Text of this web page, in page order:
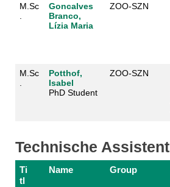
M.Sc
Goncalves
Branco,
Lízia Maria
ZOO-SZN
M.Sc
Potthof,
Isabel
PhD Student
ZOO-SZN
Technische Assistent
Ti
tl
Name Group